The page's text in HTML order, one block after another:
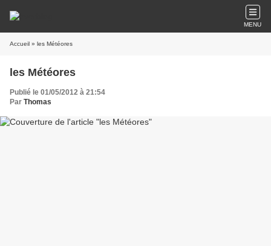
MENU
Accueil » les Météores
les Météores
Publié le 01/05/2012 à 21:54
Par Thomas